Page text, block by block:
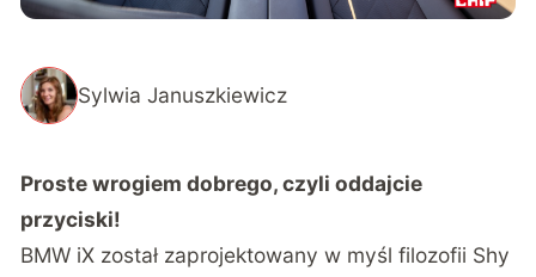
Sylwia Januszkiewicz
Proste wrogiem dobrego, czyli oddajcie
przyciski!
BMW iX został zaprojektowany w myśl filozofii Shy